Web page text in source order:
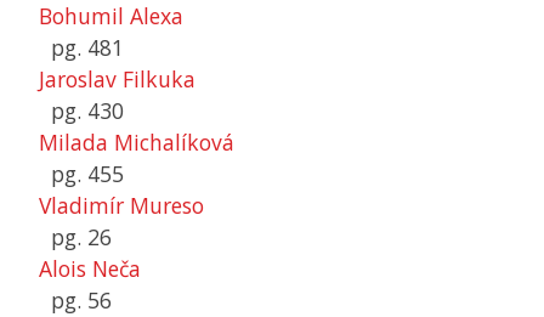
Bohumil Alexa
pg. 481
Jaroslav Filkuka
pg. 430
Milada Michalíková
pg. 455
Vladimír Mureso
pg. 26
Alois Neča
pg. 56